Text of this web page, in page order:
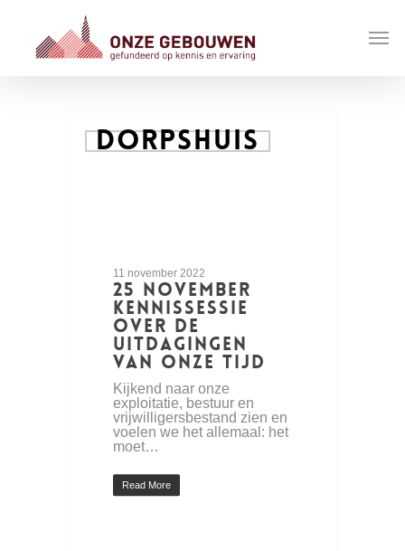
DORPSHUIS
11 november 2022
25 november
kennissessie
over de
uitdagingen
van onze tijd
Kijkend naar onze
exploitatie, bestuur en
vrijwilligersbestand zien en
voelen we het allemaal: het
moet…
Read More